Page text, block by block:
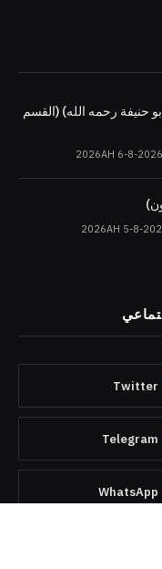
حنيفة رحمه الله) (القسم
Twitter
Telegram
WhatsApp